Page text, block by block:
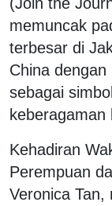
memuncak
terbesar di
China
sebagai
keberagaman
Kehadiran
Perempuan
Veronica Tan,